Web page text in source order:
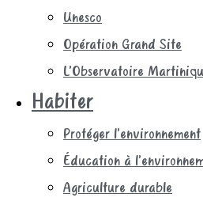
Unesco
Opération Grand Site
L’Observatoire
Habiter
Protéger l’environnement
Éducation à
Agriculture durable